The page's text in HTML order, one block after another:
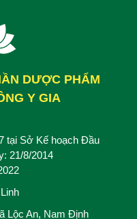
DƯỢC PHẨM
Y GIA
tại Sở Kế hoạch Đầu
21/8/2014
Lộc An, Nam Định